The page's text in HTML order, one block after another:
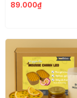
89.000₫